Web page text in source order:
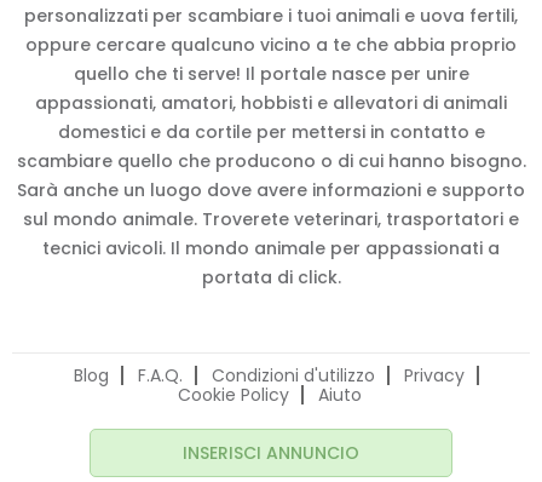
personalizzati per scambiare i tuoi animali e uova fertili,
oppure cercare qualcuno vicino a te che abbia proprio
quello che ti serve! Il portale nasce per unire
appassionati, amatori, hobbisti e allevatori di animali
domestici e da cortile per mettersi in contatto e
scambiare quello che producono o di cui hanno bisogno.
Sarà anche un luogo dove avere informazioni e supporto
sul mondo animale. Troverete veterinari, trasportatori e
tecnici avicoli. Il mondo animale per appassionati a
portata di click.
Blog F.A.Q. Condizioni d'utilizzo
Privacy
Cookie Policy
Aiuto
INSERISCI ANNUNCIO